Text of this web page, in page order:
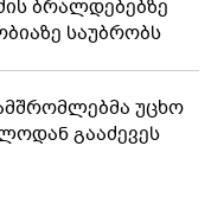
ბრალდებებზე
საუბრობს
უცხო
გააძევეს